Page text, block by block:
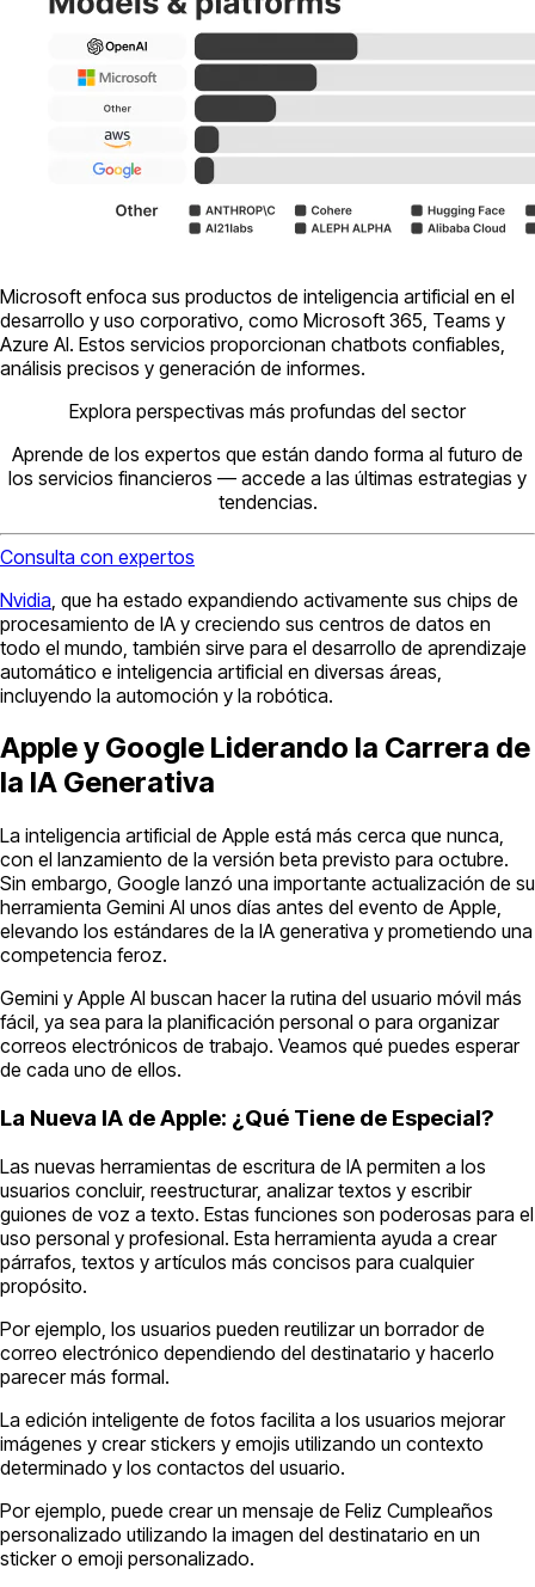
Microsoft enfoca sus productos de inteligencia artificial en el
desarrollo y uso corporativo, como Microsoft 365, Teams y
Azure AI. Estos servicios proporcionan chatbots confiables,
análisis precisos y generación de informes.
Explora perspectivas más profundas del sector
Aprende de los expertos que están dando forma al futuro de
los servicios financieros — accede a las últimas estrategias y
tendencias.
Consulta con expertos
Nvidia , que ha estado expandiendo activamente sus chips de
procesamiento de IA y creciendo sus centros de datos en
todo el mundo, también sirve para el desarrollo de aprendizaje
automático e inteligencia artificial en diversas áreas,
incluyendo la automoción y la robótica.
Apple y Google Liderando la Carrera de
la IA Generativa
La inteligencia artificial de Apple está más cerca que nunca,
con el lanzamiento de la versión beta previsto para octubre.
Sin embargo, Google lanzó una importante actualización de su
herramienta Gemini AI unos días antes del evento de Apple,
elevando los estándares de la IA generativa y prometiendo una
competencia feroz.
Gemini y Apple AI buscan hacer la rutina del usuario móvil más
fácil, ya sea para la planificación personal o para organizar
correos electrónicos de trabajo. Veamos qué puedes esperar
de cada uno de ellos.
La Nueva IA de Apple: ¿Qué Tiene de Especial?
Las nuevas herramientas de escritura de IA permiten a los
usuarios concluir, reestructurar, analizar textos y escribir
guiones de voz a texto. Estas funciones son poderosas para el
uso personal y profesional. Esta herramienta ayuda a crear
párrafos, textos y artículos más concisos para cualquier
propósito.
Por ejemplo, los usuarios pueden reutilizar un borrador de
correo electrónico dependiendo del destinatario y hacerlo
parecer más formal.
La edición inteligente de fotos facilita a los usuarios mejorar
imágenes y crear stickers y emojis utilizando un contexto
determinado y los contactos del usuario.
Por ejemplo, puede crear un mensaje de Feliz Cumpleaños
personalizado utilizando la imagen del destinatario en un
sticker o emoji personalizado.